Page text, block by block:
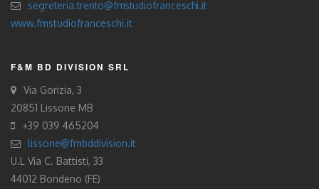
segreteria.trento@fmstudiofranceschi.it
www.fmstudiofranceschi.it
F&M BD DIVISION SRL
Via Gorizia, 3
20851 Lissone MB
+39 039 465204
lissone@fmbddivision.it
U.L Via C. Battisti, 33
44012 Bondeno (FE)